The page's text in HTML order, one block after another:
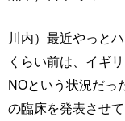
川内）最近やっと
くらい前は、イギ
NOという状況だっ
の臨床を発表させ